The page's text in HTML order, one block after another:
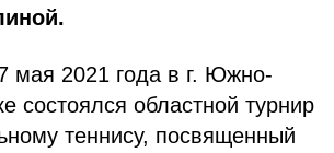
мая 2021 года в г. Южно-
состоялся областной турнир
теннису, посвященный